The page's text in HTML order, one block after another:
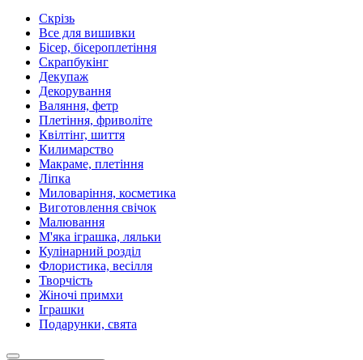
Скрізь
Все для вишивки
Бісер, бісероплетіння
Скрапбукінг
Декупаж
Декорування
Валяння, фетр
Плетіння, фриволіте
Квілтінг, шиття
Килимарство
Макраме, плетіння
Ліпка
Миловаріння, косметика
Виготовлення свічок
Малювання
М'яка іграшка, ляльки
Кулінарний розділ
Флористика, весілля
Творчість
Жіночі примхи
Іграшки
Подарунки, свята